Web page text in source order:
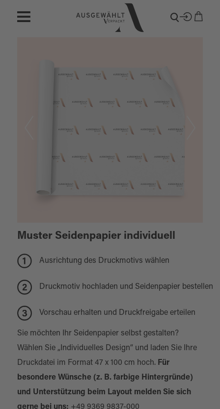
Muster Seidenpapier individuell
Ausrichtung des Druckmotivs wählen
Druckmotiv hochladen und Seidenpapier bestellen
Vorschau erhalten und Druckfreigabe erteilen
Sie möchten Ihr Seidenpapier selbst gestalten?
Wählen Sie „Individuelles Design“ und laden Sie Ihre
Druckdatei im Format 47 x 100 cm hoch. Für
besondere Wünsche (z. B. farbige Hintergründe)
und Unterstützung beim Layout melden Sie sich
gerne bei uns: +49 9369 9837-000